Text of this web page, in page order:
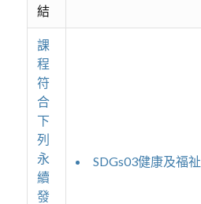
結
課
程
符
合
下
列
永
續
發
SDGs03健康及福祉